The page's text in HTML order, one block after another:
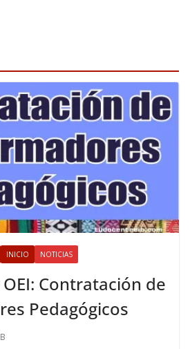
INICIO NOTICIAS
Contratación de
Pedagógicos